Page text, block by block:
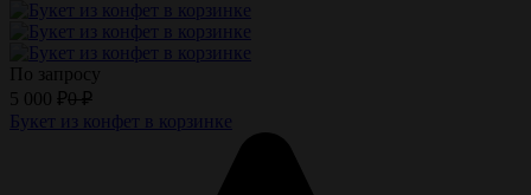
По запросу
5 000 ₽0 ₽
Букет из конфет в корзинке